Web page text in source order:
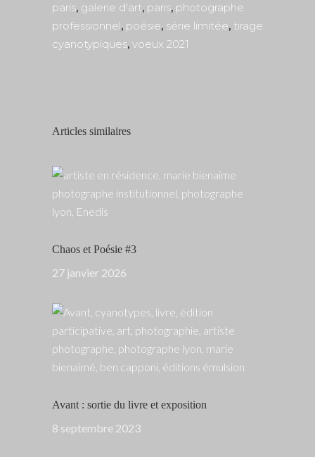
paris, galerie d'art, paris, photographe
professionnel, poésie, série limitée, tirage
cyanotypiques, voeux 2021
Articles similaires
Chaos et Poésie #3
27 janvier 2026
Avant : sortie du livre et exposition
8 septembre 2023